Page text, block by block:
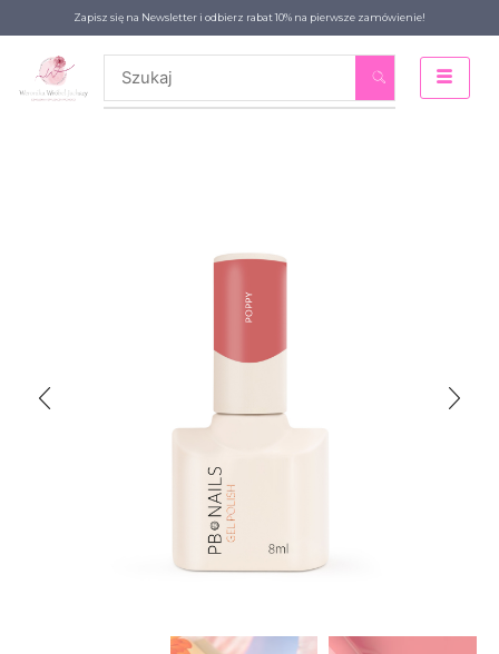
Zapisz się na Newsletter i odbierz rabat 10% na pierwsze zamówienie!